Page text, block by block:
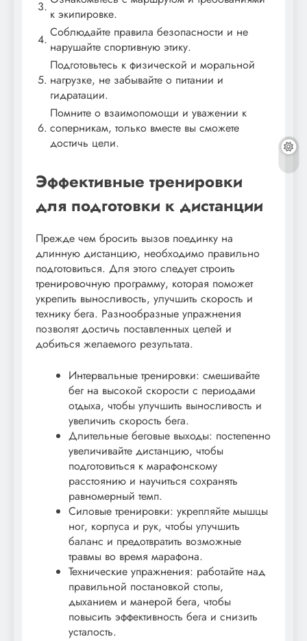
3. к экипировке.
4. Соблюдайте правила безопасности и не
нарушайте спортивную этику.
5.
Подготовьтесь к физической и моральной
нагрузке, не забывайте о питании и
гидратации.
6.
Помните о взаимопомощи и уважении к
соперникам, только вместе вы сможете
достичь цели.
Эффективные тренировки
для подготовки к дистанции
Прежде чем бросить вызов поединку на
длинную дистанцию, необходимо правильно
подготовиться. Для этого следует строить
тренировочную программу, которая поможет
укрепить выносливость, улучшить скорость и
технику бега. Разнообразные упражнения
позволят достичь поставленных целей и
добиться желаемого результата.
Интервальные тренировки: смешивайте
бег на высокой скорости с периодами
отдыха, чтобы улучшить выносливость и
увеличить скорость бега.
Длительные беговые выходы: постепенно
увеличивайте дистанцию, чтобы
подготовиться к марафонскому
расстоянию и научиться сохранять
равномерный темп.
Силовые тренировки: укрепляйте мышцы
ног, корпуса и рук, чтобы улучшить
баланс и предотвратить возможные
травмы во время марафона.
Технические упражнения: работайте над
правильной постановкой стопы,
дыханием и манерой бега, чтобы
повысить эффективность бега и снизить
усталость.